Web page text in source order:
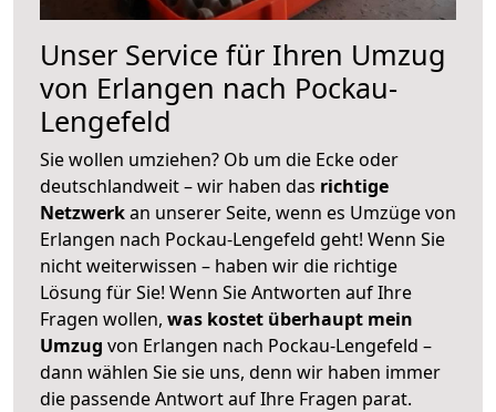
Unser Service für Ihren Umzug
von Erlangen nach Pockau-
Lengefeld
Sie wollen umziehen? Ob um die Ecke oder
deutschlandweit – wir haben das richtige
Netzwerkan unserer Seite, wenn es Umzüge von
Erlangen nach Pockau-Lengefeld geht! Wenn Sie
nicht weiterwissen – haben wir die richtige
Lösung für Sie! Wenn Sie Antworten auf Ihre
Fragen wollen, was kostet überhaupt mein
Umzug von Erlangen nach Pockau-Lengefeld –
dann wählen Sie sie uns, denn wir haben immer
die passende Antwort auf Ihre Fragen parat.